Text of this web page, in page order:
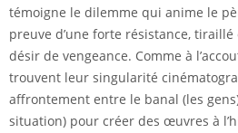
témoigne le dilemme qui anime le
preuve d’une forte résistance,
désir de vengeance. Comme à
trouvent leur singularité
affrontement entre le banal (les
situation) pour créer des œuvres à